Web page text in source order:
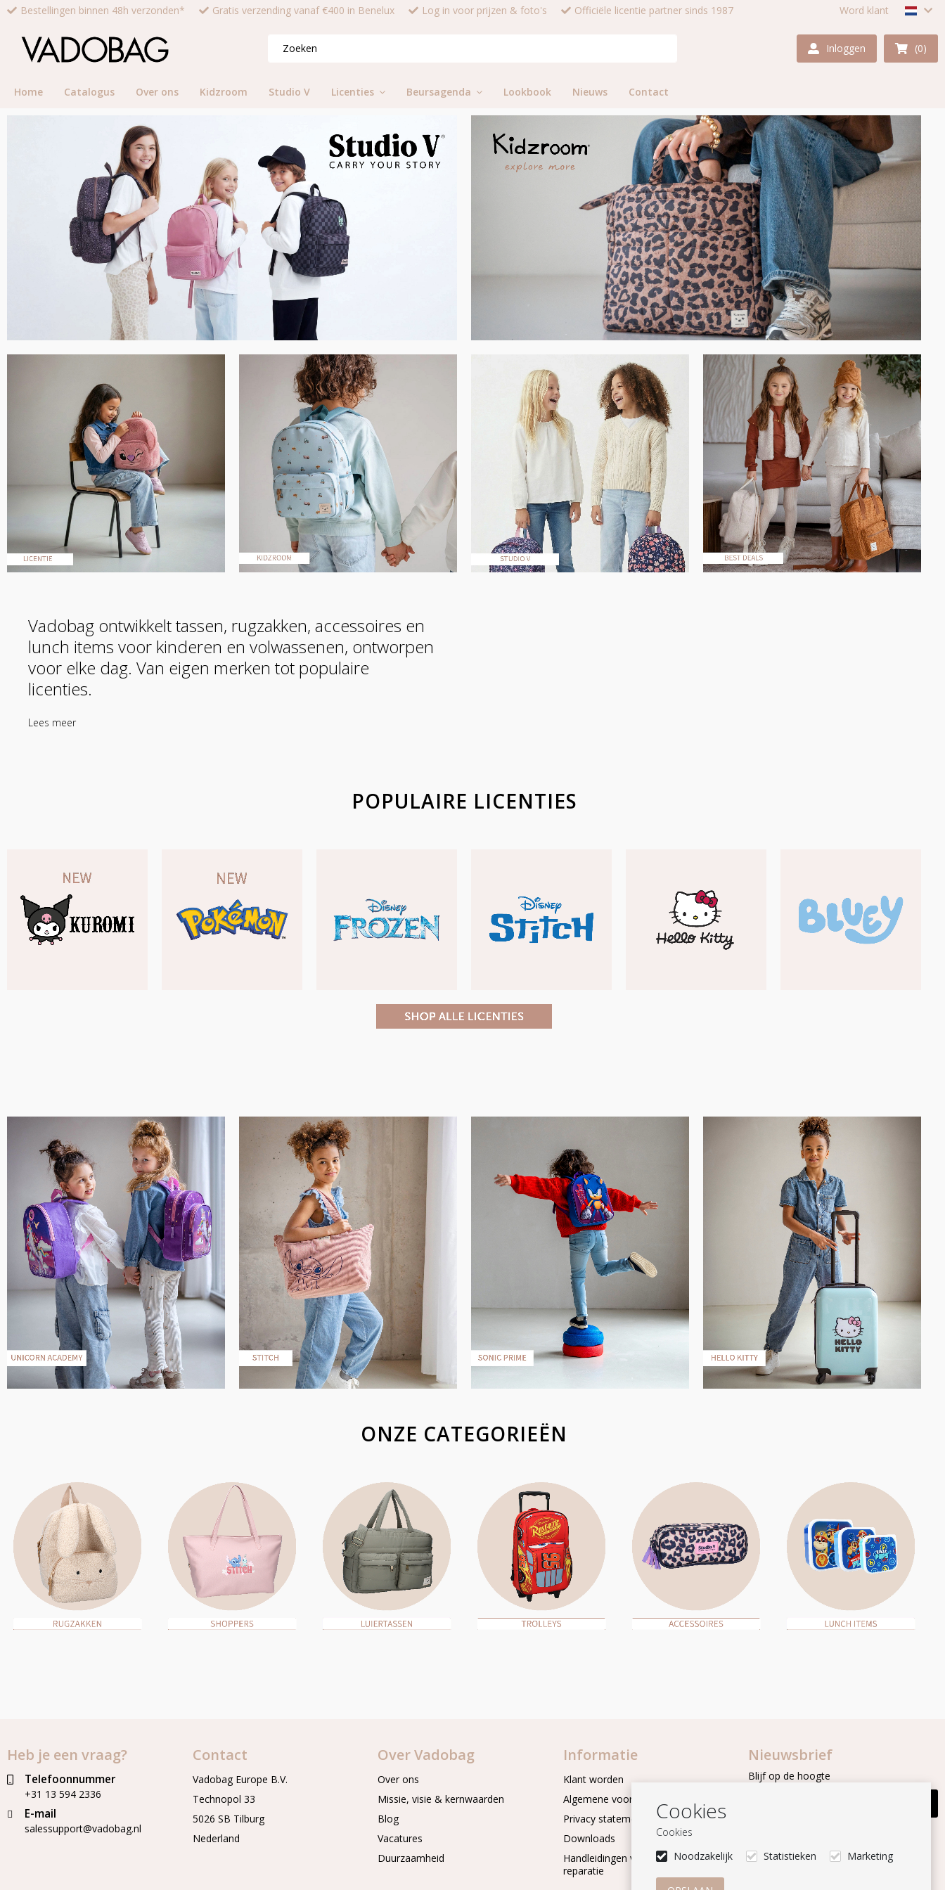
Cookies
Cookies
Noodzakelijk
Statistieken Marketing
Bestellingen binnen 48h verzonden* Gratis verzending vanaf €400 in Benelux Log in voor prijzen & foto's Officiële licentie partner sinds 1987 Word klant
Inloggen (0)
Home Catalogus Over ons Kidzroom Studio V Licenties Beursagenda Lookbook Nieuws Contact
Vadobag ontwikkelt tassen, rugzakken, accessoires en
lunch items voor kinderen en volwassenen, ontworpen
voor elke dag. Van eigen merken tot populaire
licenties.
Lees meer
POPULAIRE LICENTIES
ONZE CATEGORIEËN
Heb je een vraag?
Telefoonnummer
+31 13 594 2336
E-mail
salessupport@vadobag.nl
Contact
Vadobag Europe B.V.
Technopol 33
5026 SB Tilburg
Nederland
Over Vadobag
Over ons
Missie, visie & kernwaarden
Blog
Vacatures
Duurzaamheid
Informatie
Klant worden
Algemene voorwaarden
Privacy statement
Downloads
Handleidingen voor onderhoud en
reparatie
Nieuwsbrief
Blijf op de hoogte